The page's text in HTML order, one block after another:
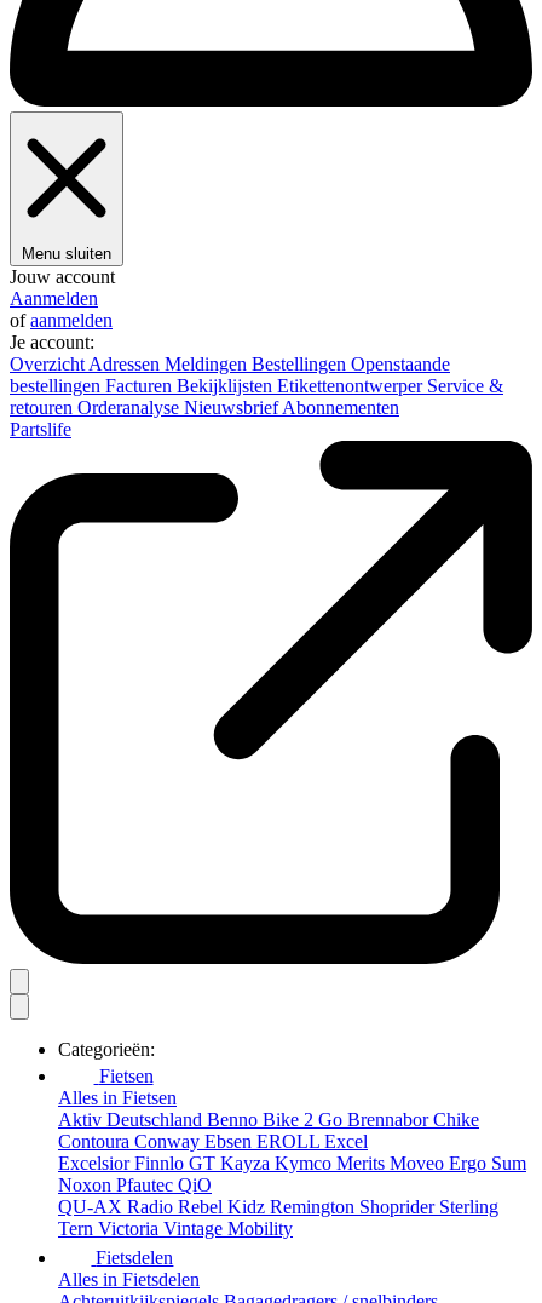
Menu sluiten
Jouw account
Aanmelden
ofaanmelden
Je account:
Overzicht Adressen Meldingen Bestellingen Openstaande
bestellingen Facturen Bekijklijsten Etikettenontwerper Service &
retouren Orderanalyse NieuwsbriefAbonnementen
Partslife
Categorieën:
Fietsen
Alles in Fietsen
Aktiv Deutschland Benno Bike 2 Go Brennabor Chike
Contoura Conway Ebsen EROLL Excel
Excelsior Finnlo GT Kayza Kymco Merits Moveo Ergo Sum
Noxon Pfautec QiO
QU-AX Radio Rebel Kidz Remington Shoprider Sterling
Tern Victoria Vintage Mobility
Fietsdelen
Alles in Fietsdelen